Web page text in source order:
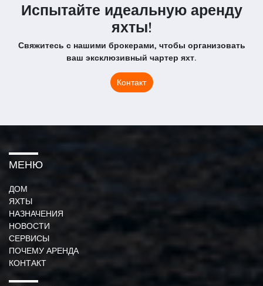
Испытайте идеальную аренду
яхты!
Свяжитесь с нашими брокерами, чтобы организовать
ваш эксклюзивный чартер яхт.
Контакт
МЕНЮ
ДОМ
ЯХТЫ
НАЗНАЧЕНИЯ
НОВОСТИ
СЕРВИСЫ
ПОЧЕМУ АРЕНДА
КОНТАКТ